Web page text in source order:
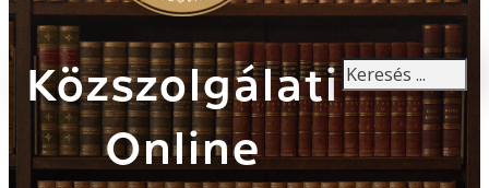
Közszolgálati
Online
Keresés